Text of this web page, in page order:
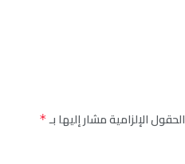
الحقول الإلزامية مشار إليها بـ*